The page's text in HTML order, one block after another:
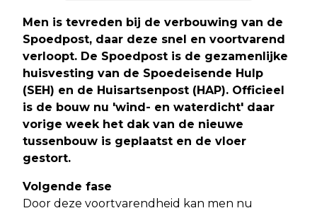
Men is tevreden bij de verbouwing van de
Spoedpost, daar deze snel en voortvarend
verloopt. De Spoedpost is de gezamenlijke
huisvesting van de Spoedeisende Hulp
(SEH) en de Huisartsenpost (HAP). Officieel
is de bouw nu 'wind- en waterdicht' daar
vorige week het dak van de nieuwe
tussenbouw is geplaatst en de vloer
gestort.
Volgende fase
Door deze voortvarendheid kan men nu